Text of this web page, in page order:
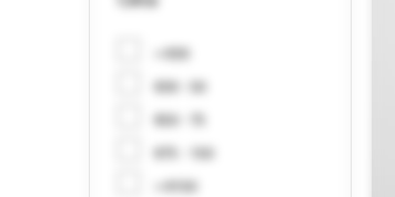
< €30
€30 - 50
€50 - 75
€75 - 150
> €150